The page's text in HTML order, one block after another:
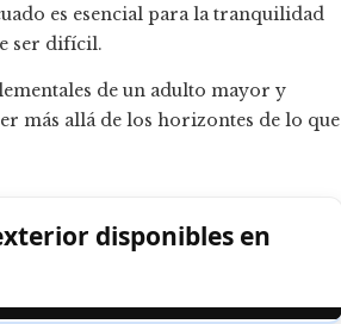
es esencial para la tranquilidad
ser difícil.
de un adulto mayor y
más allá de los horizontes de lo que
disponibles en